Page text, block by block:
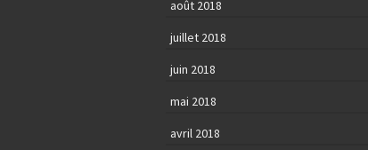
août 2018
juillet 2018
juin 2018
mai 2018
avril 2018